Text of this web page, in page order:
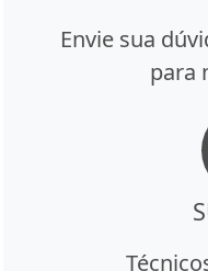
Envie sua
para